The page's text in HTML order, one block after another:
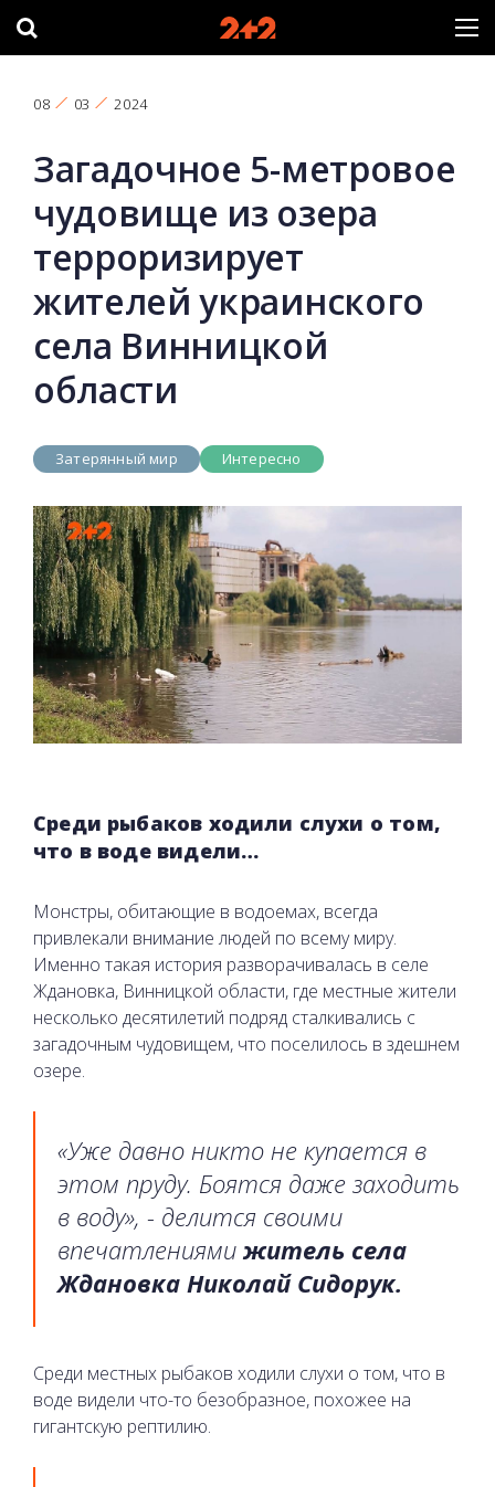
08 03 2024
Загадочное 5-метровое
чудовище из озера
терроризирует
жителей украинского
села Винницкой
области
Затерянный мир Интересно
Среди рыбаков ходили слухи о том,
что в воде видели…
Монстры, обитающие в водоемах, всегда
привлекали внимание людей по всему миру.
Именно такая история разворачивалась в селе
Ждановка, Винницкой области, где местные жители
несколько десятилетий подряд сталкивались с
загадочным чудовищем, что поселилось в здешнем
озере.
«Уже давно никто не купается в
этом пруду. Боятся даже заходить
в воду», - делится своими
впечатлениями житель села
Ждановка Николай Сидорук.
Среди местных рыбаков ходили слухи о том, что в
воде видели что-то безобразное, похожее на
гигантскую рептилию.